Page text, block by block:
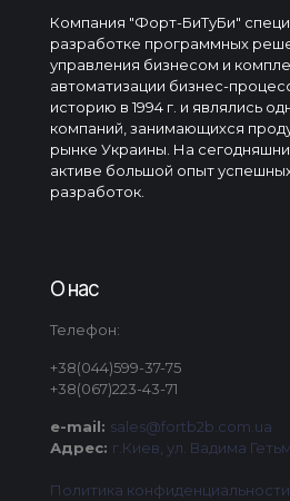
Компания "Форт-БиТуБи"
разработке программных
управления бизнесом и
автоматизации бизнес-
историю в 1994 г. и являлись
компаний, занимающихся
рынке Украины. На
активе большой опыт
разработок.
О нас
Телефон:
+38(044)599-37-75
+38(067)223-43-71
e-mail: sales@fortb2b.com.ua
Адрес: г.Киев, ул. Вадима
Политика конфиденциальности